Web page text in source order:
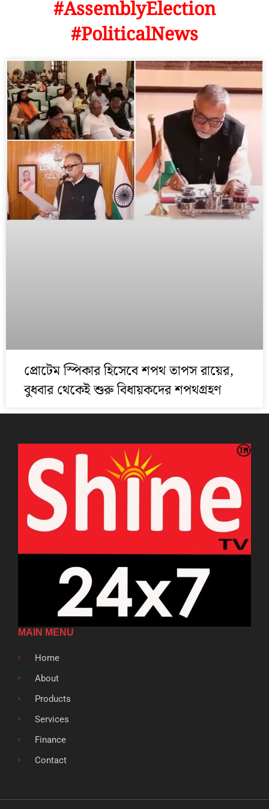
#AssemblyElection
#PoliticalNews
প্রোটেম স্পিকার হিসেবে শপথ তাপস রায়ের,
বুধবার থেকেই শুরু বিধায়কদের শপথগ্রহণ
MAIN MENU
Home
About
Products
Services
Finance
Contact
F T G L S